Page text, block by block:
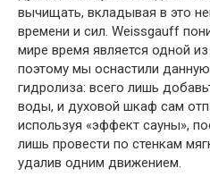
вычищать, вкладывая в это
времени и сил. Weissgauff
мире время является одной
поэтому мы оснастили
гидролиза: всего лишь
воды, и духовой шкаф сам
используя «эффект сауны»,
лишь провести по стенкам
удалив одним движением.